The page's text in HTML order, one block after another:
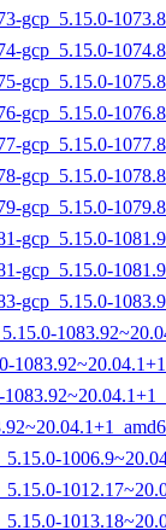
gcp_5.15.0-
gcp_5.15.0-
gcp_5.15.0-
gcp_5.15.0-
gcp_5.15.0-
gcp_5.15.0-
gcp_5.15.0-
gcp_5.15.0-
gcp_5.15.0-
gcp_5.15.0-